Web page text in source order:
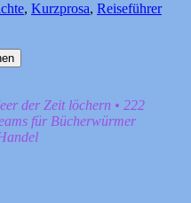
, Kurzprosa, Reiseführer
der Zeit löchern • 222
für Bücherwürmer